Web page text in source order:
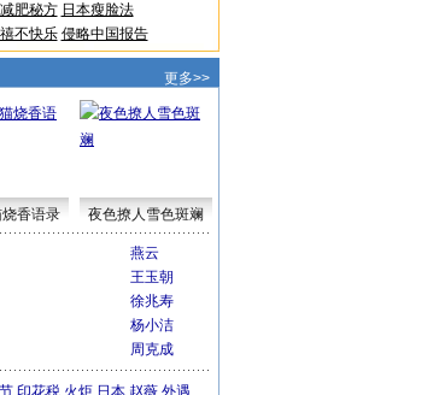
肥秘方 日本瘦脸法
不快乐 侵略中国报告
更多>>
香语录 夜色撩人雪色斑斓
燕云
王玉朝
徐兆寿
杨小洁
周克成
印花税 火炬 日本 赵薇 外遇